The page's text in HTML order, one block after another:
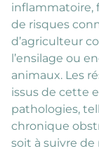
inflammatoire,
de risques
d’agriculteur
l’ensilage ou
animaux. Les
issus de cette
pathologies,
chronique
soit à suivre